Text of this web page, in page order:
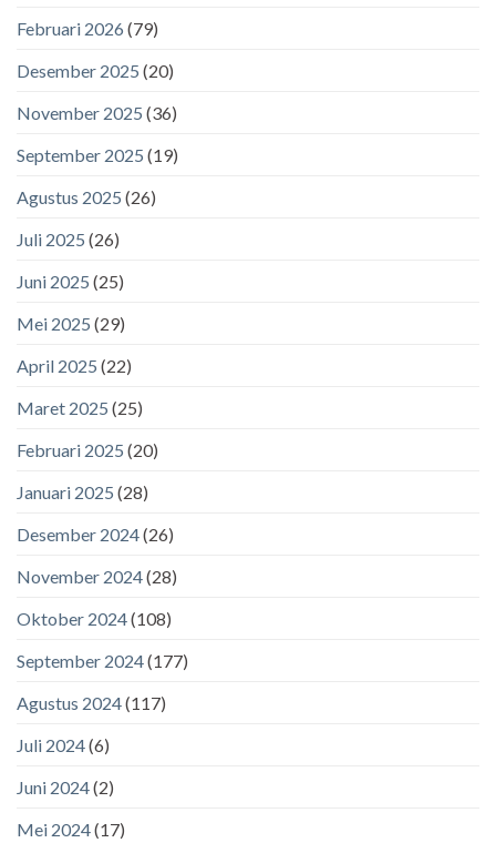
Februari 2026 (79)
Desember 2025 (20)
November 2025 (36)
September 2025 (19)
Agustus 2025 (26)
Juli 2025 (26)
Juni 2025 (25)
Mei 2025 (29)
April 2025 (22)
Maret 2025 (25)
Februari 2025 (20)
Januari 2025 (28)
Desember 2024(26)
November 2024(28)
Oktober 2024(108)
September 2024(177)
Agustus 2024(117)
Juli 2024(6)
Juni 2024(2)
Mei 2024(17)